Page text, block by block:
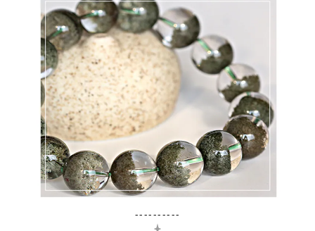
----------